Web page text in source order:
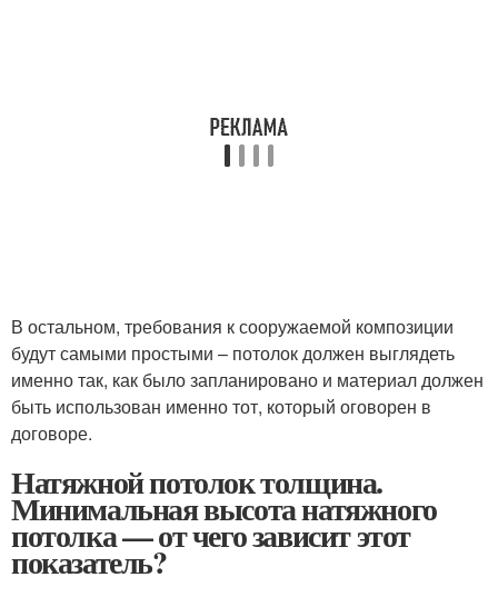
В остальном, требования к сооружаемой композиции
будут самыми простыми – потолок должен выглядеть
именно так, как было запланировано и материал должен
быть использован именно тот, который оговорен в
договоре.
Натяжной потолок толщина.
Минимальная высота натяжного
потолка — от чего зависит этот
показатель?